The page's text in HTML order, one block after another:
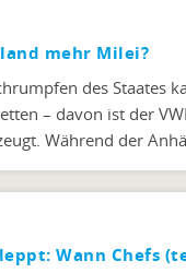
mehr Milei?
des Staates
– davon ist der
Während der
Wann Chefs